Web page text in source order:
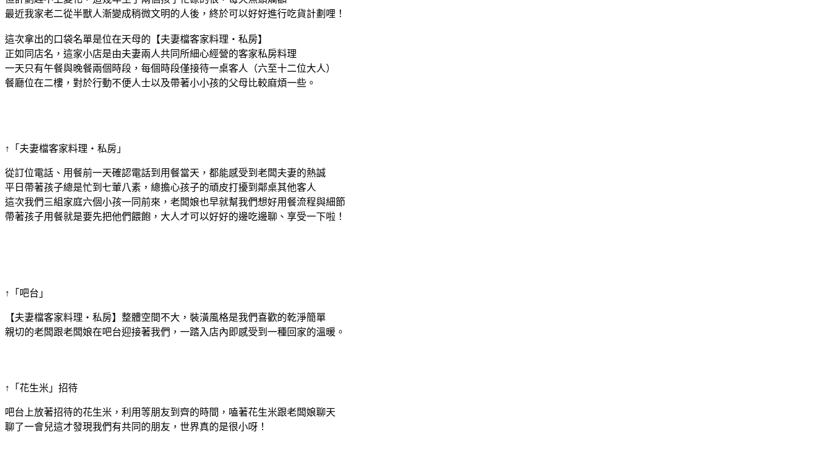
最近我家老二從半獸人漸變成稍微文明的人後，終於可以好好進行吃貨計劃哩！
這次拿出的口袋名單是位在天母的【夫妻檔客家料理‧私房】
正如同店名，這家小店是由夫妻兩人共同所細心經營的客家私房料理
一天只有午餐與晚餐兩個時段，每個時段僅接待一桌客人（六至十二位大人）
餐廳位在二樓，對於行動不便人士以及帶著小小孩的父母比較麻煩一些。
↑「夫妻檔客家料理‧私房」
從訂位電話、用餐前一天確認電話到用餐當天，都能感受到老闆夫妻的熱誠
平日帶著孩子總是忙到七葷八素，總擔心孩子的頑皮打擾到鄰桌其他客人
這次我們三組家庭六個小孩一同前來，老闆娘也早就幫我們想好用餐流程與細節
帶著孩子用餐就是要先把他們餵飽，大人才可以好好的邊吃邊聊、享受一下啦！
↑「吧台」
【夫妻檔客家料理‧私房】整體空間不大，裝潢風格是我們喜歡的乾淨簡單
親切的老闆跟老闆娘在吧台迎接著我們，一踏入店內即感受到一種回家的溫暖。
↑「花生米」招待
吧台上放著招待的花生米，利用等朋友到齊的時間，嗑著花生米跟老闆娘聊天
聊了一會兒這才發現我們有共同的朋友，世界真的是很小呀！